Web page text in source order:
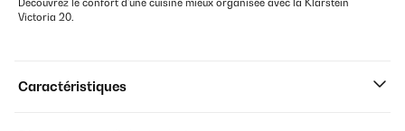
Découvrez le confort d'une cuisine mieux organisée avec la Klarstein
Victoria 20.
Caractéristiques